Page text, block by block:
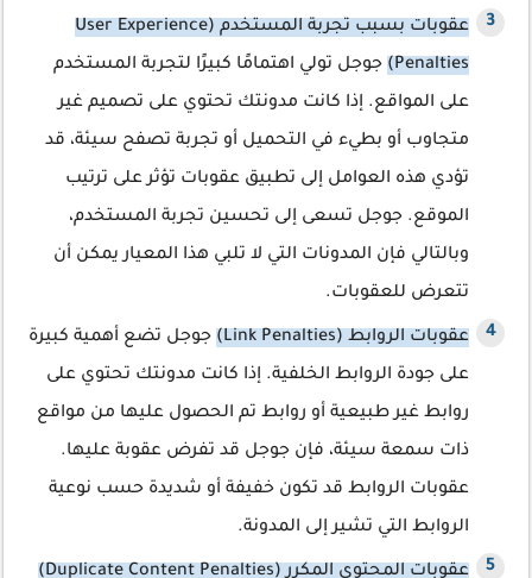
عقوبات بسبب تجربة المستخدم (User Experience
Penalties)
جوجل تولي اهتمامًا كبيرًا لتجربة المستخدم
على المواقع. إذا كانت مدونتك تحتوي على تصميم غير
متجاوب أو بطيء في التحميل أو تجربة تصفح سيئة، قد
تؤدي هذه العوامل إلى تطبيق عقوبات تؤثر على ترتيب
الموقع. جوجل تسعى إلى تحسين تجربة المستخدم،
وبالتالي فإن المدونات التي لا تلبي هذا المعيار يمكن أن
تتعرض للعقوبات.
عقوبات الروابط (Link Penalties)
جوجل تضع أهمية كبيرة
على جودة الروابط الخلفية. إذا كانت مدونتك تحتوي على
روابط غير طبيعية أو روابط تم الحصول عليها من مواقع
ذات سمعة سيئة، فإن جوجل قد تفرض عقوبة عليها.
عقوبات الروابط قد تكون خفيفة أو شديدة حسب نوعية
الروابط التي تشير إلى المدونة.
عقوبات المحتوى المكرر (Duplicate Content Penalties)